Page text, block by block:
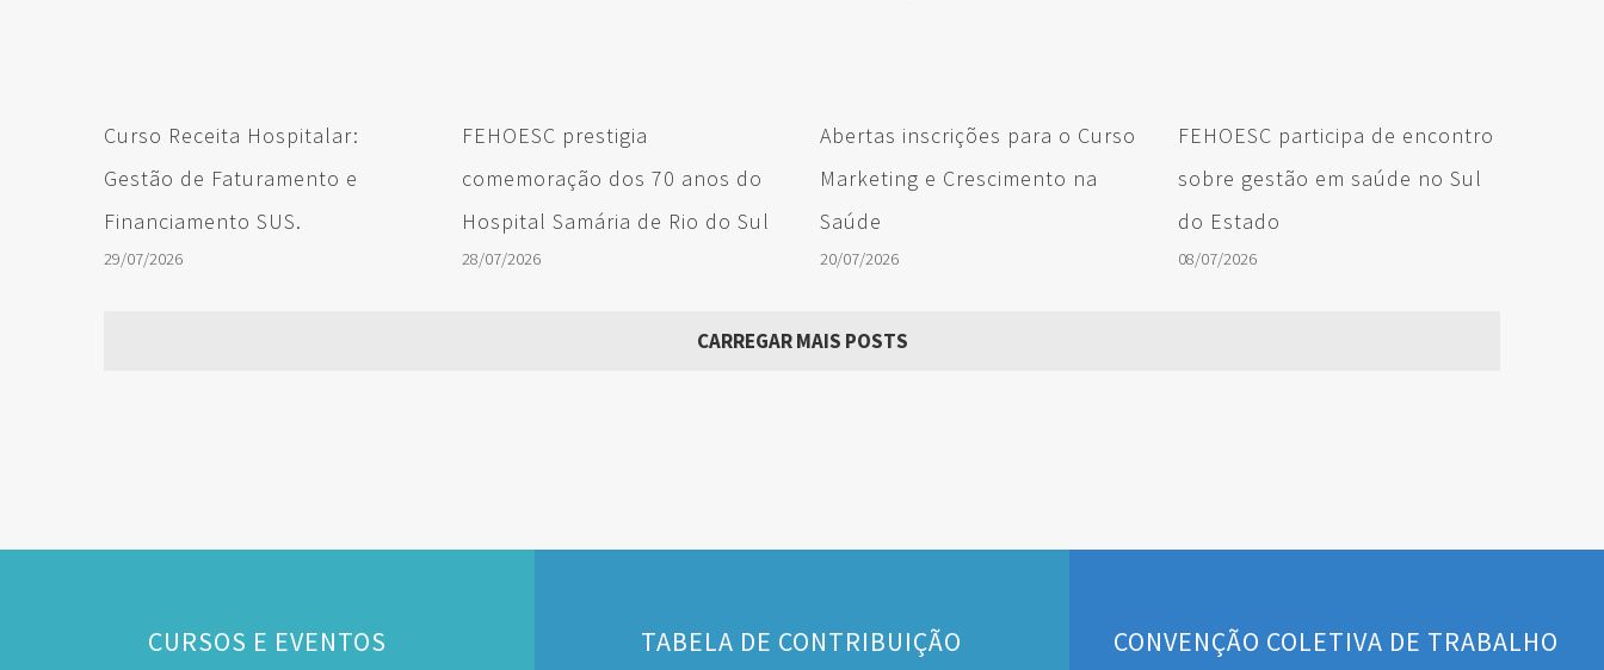
Curso Receita Hospitalar:
Gestão de Faturamento e
Financiamento SUS.
29/07/2026
FEHOESC prestigia
comemoração dos 70 anos do
Hospital Samária de Rio do Sul
28/07/2026
Abertas inscrições para o Curso
Marketing e Crescimento na
Saúde
20/07/2026
FEHOESC participa de encontro
sobre gestão em saúde no Sul
do Estado
08/07/2026
CARREGAR MAIS POSTS
CURSOS E EVENTOS TABELA DE CONTRIBUIÇÃO CONVENÇÃO COLETIVA DE TRABALHO